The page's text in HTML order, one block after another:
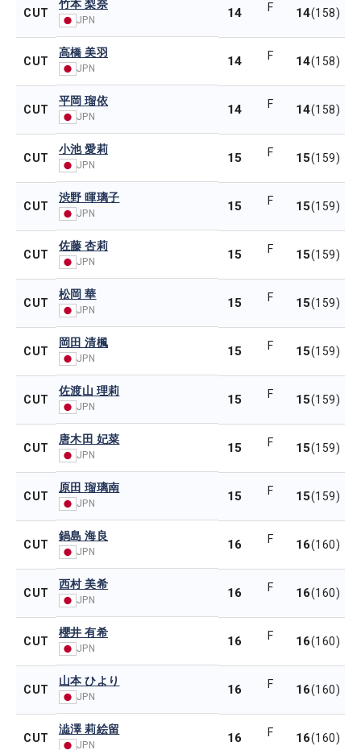
CUT
竹本 梨奈
JPN 14 F 14(158)
CUT
高橋 美羽
JPN 14 F 14(158)
CUT
平岡 瑠依
JPN 14 F 14(158)
CUT
小池 愛莉
JPN 15 F 15(159)
CUT
渋野 暉璃子
JPN 15 F 15(159)
CUT
佐藤 杏莉
JPN 15 F 15(159)
CUT
松岡 華
JPN 15 F 15(159)
CUT
岡田 清楓
JPN 15 F 15(159)
CUT
佐渡山 理莉
JPN 15 F 15(159)
CUT
唐木田 妃菜
JPN 15 F 15(159)
CUT
原田 瑠璃南
JPN 15 F 15(159)
CUT
鍋島 海良
JPN 16 F 16(160)
CUT
西村 美希
JPN 16 F 16(160)
CUT
櫻井 有希
JPN 16 F 16(160)
CUT
山本 ひより
JPN 16 F 16(160)
CUT
澁澤 莉絵留
JPN 16 F 16(160)